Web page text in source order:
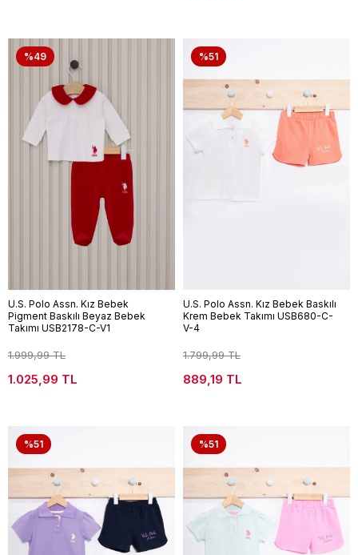
%49
U.S. Polo Assn. Kız Bebek
Pigment Baskılı Beyaz Bebek
Takımı USB2178-C-V1
1.999,99 TL
1.025,99 TL
%51
U.S. Polo Assn. Kız Bebek Baskılı
Krem Bebek Takımı USB680-C-
V-4
1.799,99 TL
889,19 TL
%51 %51